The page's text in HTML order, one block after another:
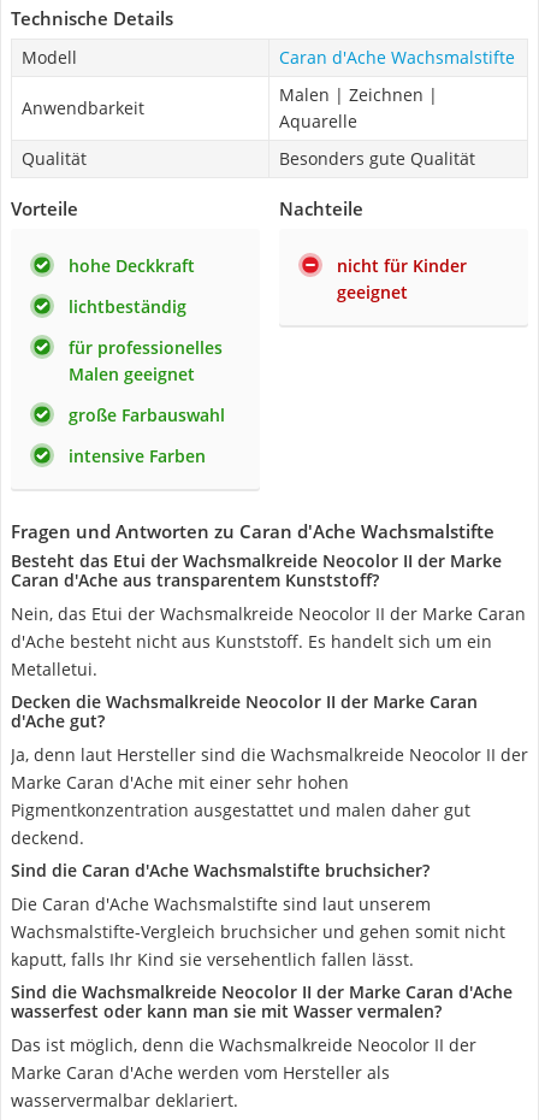
Technische Details
Modell Caran d'Ache Wachsmalstifte
Anwendbarkeit
Malen | Zeichnen |
Aquarelle
Qualität
Besonders gute Qualität
Vorteile
hohe Deckkraft
lichtbeständig
für professionelles
Malen geeignet
große Farbauswahl
intensive Farben
Nachteile
nicht für Kinder
geeignet
Fragen und Antworten zu Caran d'Ache Wachsmalstifte
Besteht das Etui der Wachsmalkreide Neocolor II der Marke
Caran d'Ache aus transparentem Kunststoff?
Nein, das Etui der Wachsmalkreide Neocolor II der Marke Caran
d'Ache besteht nicht aus Kunststoff. Es handelt sich um ein
Metalletui.
Decken die Wachsmalkreide Neocolor II der Marke Caran
d'Ache gut?
Ja, denn laut Hersteller sind die Wachsmalkreide Neocolor II der
Marke Caran d'Ache mit einer sehr hohen
Pigmentkonzentration ausgestattet und malen daher gut
deckend.
Sind die Caran d'Ache Wachsmalstifte bruchsicher?
Die Caran d'Ache Wachsmalstifte sind laut unserem
Wachsmalstifte-Vergleich bruchsicher und gehen somit nicht
kaputt, falls Ihr Kind sie versehentlich fallen lässt.
Sind die Wachsmalkreide Neocolor II der Marke Caran d'Ache
wasserfest oder kann man sie mit Wasser vermalen?
Das ist möglich, denn die Wachsmalkreide Neocolor II der
Marke Caran d'Ache werden vom Hersteller als
wasservermalbar deklariert.